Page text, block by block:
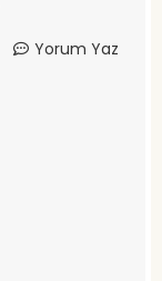
Yorum Yaz